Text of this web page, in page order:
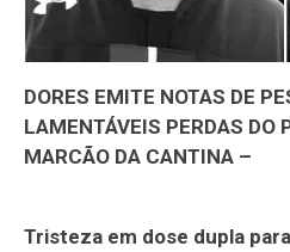
DORES EMITE NOTAS DE
LAMENTÁVEIS PERDAS DO
MARCÃO DA CANTINA –
Tristeza em dose dupla